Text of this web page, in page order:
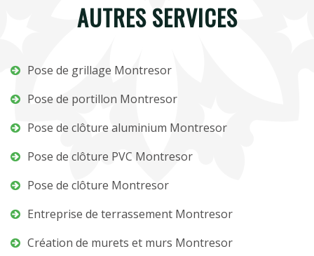
AUTRES SERVICES
Pose de grillage Montresor
Pose de portillon Montresor
Pose de clôture aluminium Montresor
Pose de clôture PVC Montresor
Pose de clôture Montresor
Entreprise de terrassement Montresor
Création de murets et murs Montresor